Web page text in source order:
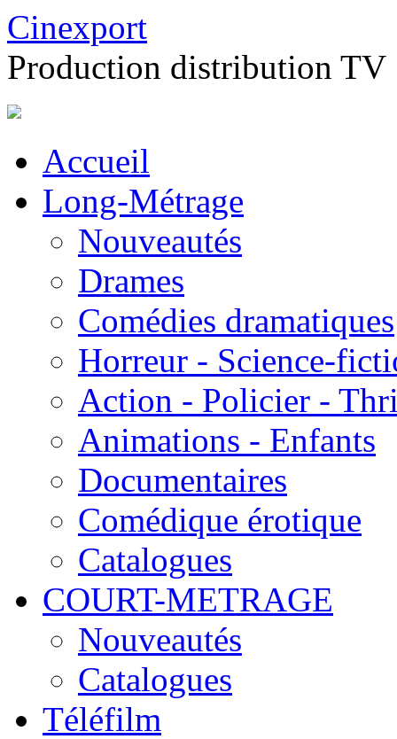
Cinexport
Production distribution TV
Accueil
Long-Métrage
Nouveautés
Drames
Comédies dramatiques
Horreur - Science-
Action - Policier -
Animations - Enfants
Documentaires
Comédique érotique
Catalogues
COURT-METRAGE
Nouveautés
Catalogues
Téléfilm